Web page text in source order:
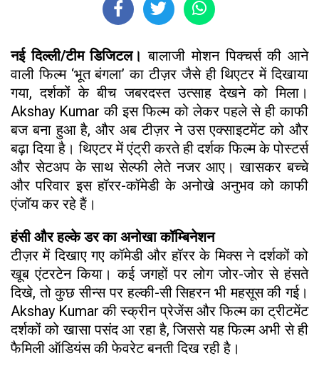
नई दिल्ली/टीम डिजिटल।बालाजी मोशन पिक्चर्स की आने
वाली फिल्म ‘भूत बंगला’ का टीज़र जैसे ही थिएटर में दिखाया
गया, दर्शकों के बीच जबरदस्त उत्साह देखने को मिला।
Akshay Kumar की इस फिल्म को लेकर पहले से ही काफी
बज बना हुआ है, और अब टीज़र ने उस एक्साइटमेंट को और
बढ़ा दिया है। थिएटर में एंट्री करते ही दर्शक फिल्म के पोस्टर्स
और सेटअप के साथ सेल्फी लेते नजर आए। खासकर बच्चे
और परिवार इस हॉरर-कॉमेडी के अनोखे अनुभव को काफी
एंजॉय कर रहे हैं।
हंसी और हल्के डर का अनोखा कॉम्बिनेशन
टीज़र में दिखाए गए कॉमेडी और हॉरर के मिक्स ने दर्शकों को
खूब एंटरटेन किया। कई जगहों पर लोग जोर-जोर से हंसते
दिखे, तो कुछ सीन्स पर हल्की-सी सिहरन भी महसूस की गई।
Akshay Kumar की स्क्रीन प्रेजेंस और फिल्म का ट्रीटमेंट
दर्शकों को खासा पसंद आ रहा है, जिससे यह फिल्म अभी से ही
फैमिली ऑडियंस की फेवरेट बनती दिख रही है।